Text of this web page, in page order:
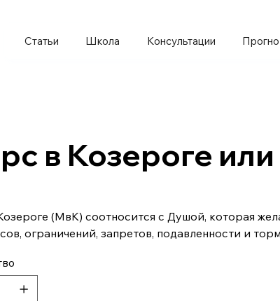
Статьи Школа Консультации
в Козероге
(МвК) соотносится с Душой, которая
ограничений, запретов, подавленности и